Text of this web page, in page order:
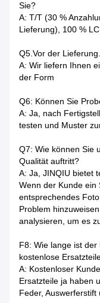
Sie?
A: T/T (30 %
Lieferung), 100 %
Q5.Vor der
A: Wir liefern Ihnen
der Form
Q6: Können Sie
A: Ja, nach
testen und Muster
Q7: Wie können Sie
Qualität auftritt?
A: Ja, JINQIU bietet
Wenn der Kunde ein
entsprechendes
Problem
analysieren, um es
F8: Wie lange ist
kostenlose
A: Kostenloser
Ersatzteile ja haben
Feder, Auswerferstift